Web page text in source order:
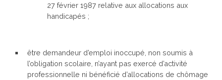
27 février 1987 relative aux allocations aux
handicapés ;
être demandeur d’emploi inoccupé, non soumis à
l’obligation scolaire, n’ayant pas exercé d’activité
professionnelle ni bénéficié d’allocations de chômage